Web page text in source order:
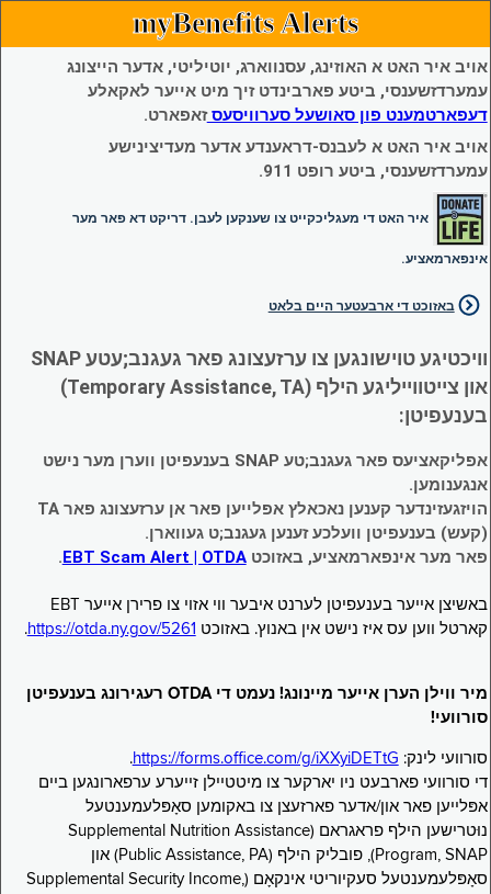
myBenefits Alerts
אויב איר האט א האוזינג, עסנווארג, יוטיליטי, אדער הייצונג
עמערדזשענסי, ביטע פארבינדט זיך מיט אייער לאקאלע
דעפארטמענט פון סאושעל סערוויסעסזאפארט.
אויב איר האט א לעבנס-דראענדע אדער מעדיצינישע
עמערדזשענסי, ביטע רופט 911.
איר האט די מעגליכקייט צו שענקען לעבן. דריקט דא פאר מער
אינפארמאציע.
באזוכט די ארבעטער היים בלאט
וויכטיגע טוישונגען צו ערזעצונג פאר געגנב;עטע SNAP
און צייטווייליגע הילף (Temporary Assistance, TA)
בענעפיטן:
אפליקאציעס פאר געגנב;טע SNAP בענעפיטן ווערן מער נישט
אנגענומען.
הויזגעזינדער קענען נאכאלץ אפּלייען פאר אן ערזעצונג פאר TA
(קעש) בענעפיטן וועלכע זענען געגנב;ט געווארן.
פאר מער אינפארמאציע, באזוכטEBT Scam Alert | OTDA
.
באשיצן אייער בענעפיטן לערנט איבער ווי אזוי צו פרירן אייער EBT
קארטל ווען עס איז נישט אין באנוץ. באזוכט https://otda.ny.gov/5261
.
מיר ווילן הערן אייער מיינונג! נעמט די OTDA רעגירונג בענעפיטן
סורוועי!
סורוועי לינק: https://forms.office.com/g/iXXyiDETtG
.
די סורוועי פארבעט ניו יארקער צו מיטטיילן זייערע ערפארונגען ביים
אפּלייען פאר און/אדער פארזעצן צו באקומען סאָפּלעמענטעל
נוּטרישען הילף פראגראם (Supplemental Nutrition Assistance
Program, SNAP), פובליק הילף (Public Assistance, PA) און
סאָפּלעמענטעל סעקיוריטי אינקאָם (Supplemental Security Income,